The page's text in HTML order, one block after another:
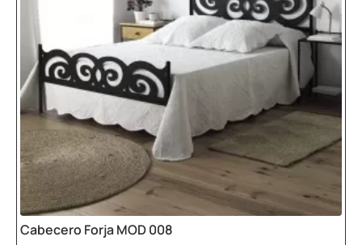
Cabecero Forja MOD 008